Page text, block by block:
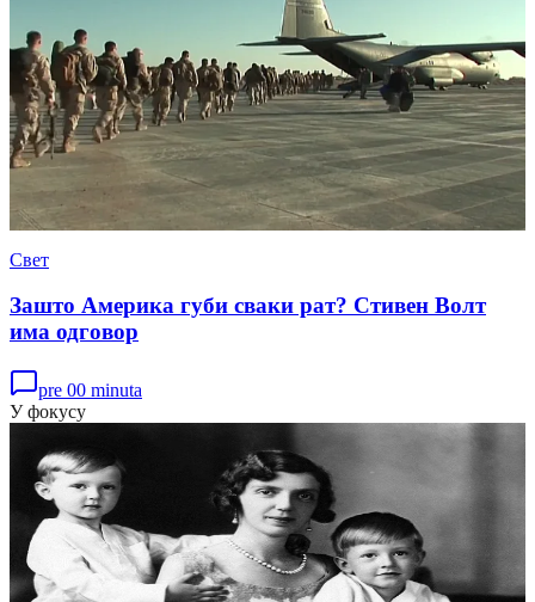
Свет
Зашто Америка губи сваки рат? Стивен Волт
има одговор
pre 00 minuta
У фокусу